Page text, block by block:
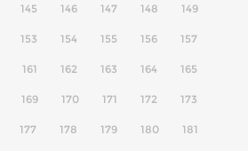
145 146 147 148 149
153 154 155 156 157
161 162 163 164 165
169 170 171 172 173
177 178 179 180 181